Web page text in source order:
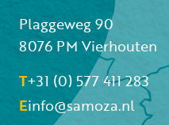
Plaggeweg 90
8076 PM Vierhouten
T+31 (0) 577 411 283
Einfo@samoza.nl